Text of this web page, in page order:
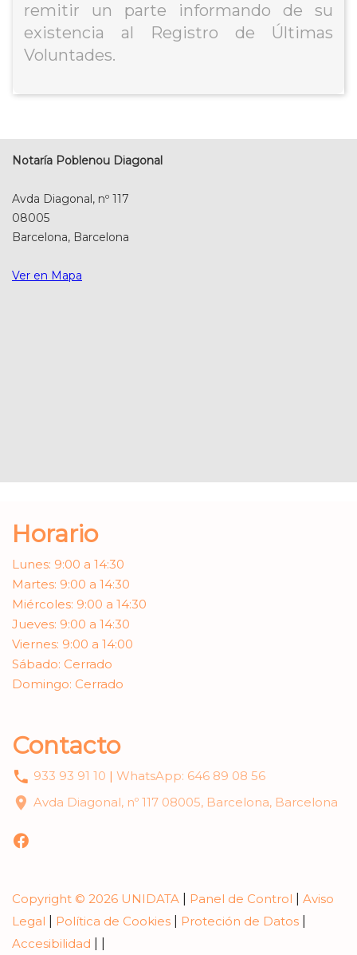
remitir un parte informando de su
existencia al Registro de Últimas
Voluntades.​
Notaría Poblenou Diagonal
Avda Diagonal, nº 117
08005
Barcelona, Barcelona
Ver en Mapa
Horario
Lunes: 9:00 a 14:30
Martes: 9:00 a 14:30
Miércoles: 9:00 a 14:30
Jueves: 9:00 a 14:30
Viernes: 9:00 a 14:00
Sábado: Cerrado
Domingo: Cerrado
Contacto
933 93 91 10 | WhatsApp: 646 89 08 56
Avda Diagonal, nº 117 08005, Barcelona, Barcelona
Copyright © 2026 UNIDATA Panel de Control
Aviso
Legal
Política de Cookies Proteción de Datos
Accesibilidad